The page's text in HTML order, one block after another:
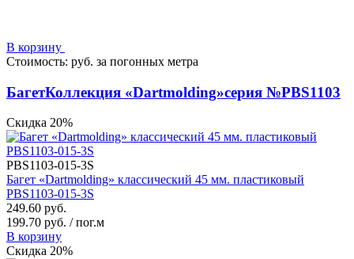
В корзину
Стоимость: руб. за погонных метра
БагетКоллекция «Dartmolding»серия №PBS1103
Скидка 20%
PBS1103-015-3S
Багет «Dartmolding» классический 45 мм. пластиковый
PBS1103-015-3S
249.60 руб.
199.70 руб. / пог.м
В корзину
Скидка 20%